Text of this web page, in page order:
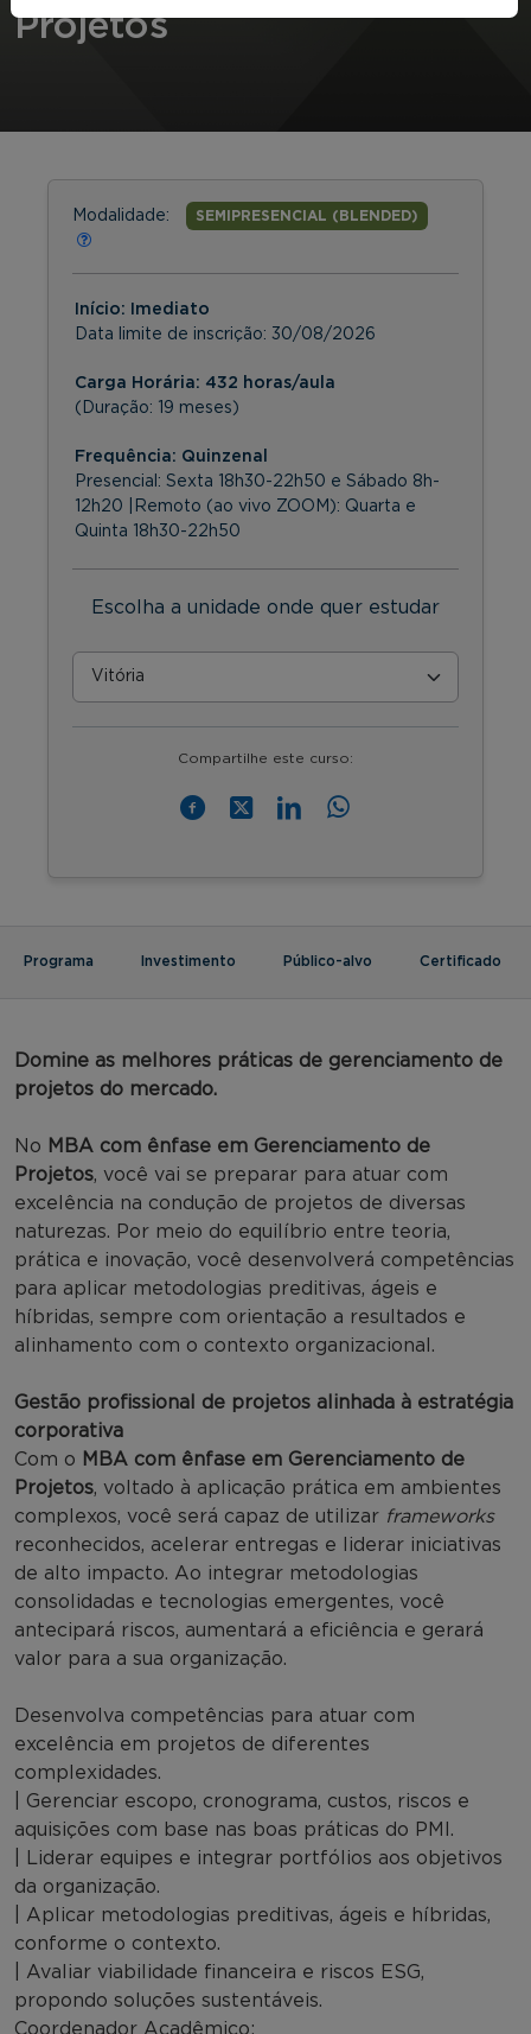
Projetos
Modalidade: SEMIPRESENCIAL (BLENDED)
Início: Imediato
Data limite de inscrição: 30/08/2026
Carga Horária: 432 horas/aula
(Duração: 19 meses)
Frequência: Quinzenal
Presencial: Sexta 18h30-22h50 e Sábado 8h-
12h20 |Remoto (ao vivo ZOOM): Quarta e
Quinta 18h30-22h50
Escolha a unidade onde quer estudar
Compartilhe este curso:
Programa Investimento Público-alvo Certificado
Domine as melhores práticas de gerenciamento de
projetos do mercado.
No MBA com ênfase em Gerenciamento de
Projetos, você vai se preparar para atuar com
excelência na condução de projetos de diversas
naturezas. Por meio do equilíbrio entre teoria,
prática e inovação, você desenvolverá competências
para aplicar metodologias preditivas, ágeis e
híbridas, sempre com orientação a resultados e
alinhamento com o contexto organizacional.
Gestão profissional de projetos alinhada à estratégia
corporativa
Com o MBA com ênfase em Gerenciamento de
Projetos, voltado à aplicação prática em ambientes
complexos, você será capaz de utilizar frameworks
reconhecidos, acelerar entregas e liderar iniciativas
de alto impacto. Ao integrar metodologias
consolidadas e tecnologias emergentes, você
antecipará riscos, aumentará a eficiência e gerará
valor para a sua organização.
Desenvolva competências para atuar com
excelência em projetos de diferentes
complexidades.
| Gerenciar escopo, cronograma, custos, riscos e
aquisições com base nas boas práticas do PMI.
| Liderar equipes e integrar portfólios aos objetivos
da organização.
| Aplicar metodologias preditivas, ágeis e híbridas,
conforme o contexto.
| Avaliar viabilidade financeira e riscos ESG,
propondo soluções sustentáveis.
Coordenador Acadêmico: